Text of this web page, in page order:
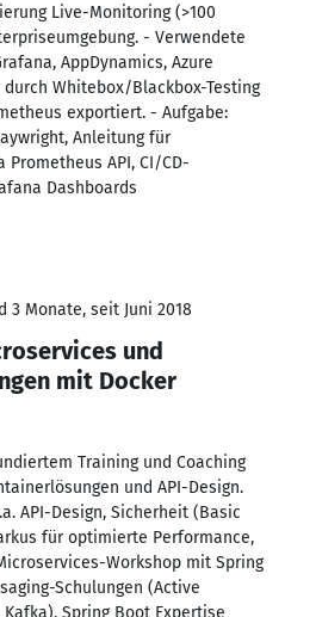
Live-Monitoring (>100
- Verwendete
AppDynamics, Azure
Whitebox/Blackbox-Testing
exportiert. - Aufgabe:
Anleitung für
API, CI/CD-
Dashboards
3 Monate, seit Juni 2018
und
mit Docker
Training und Coaching
und API-Design.
API-Design, Sicherheit (Basic
für optimierte Performance,
Workshop mit Spring
Schulungen (Active
Spring Boot Expertise